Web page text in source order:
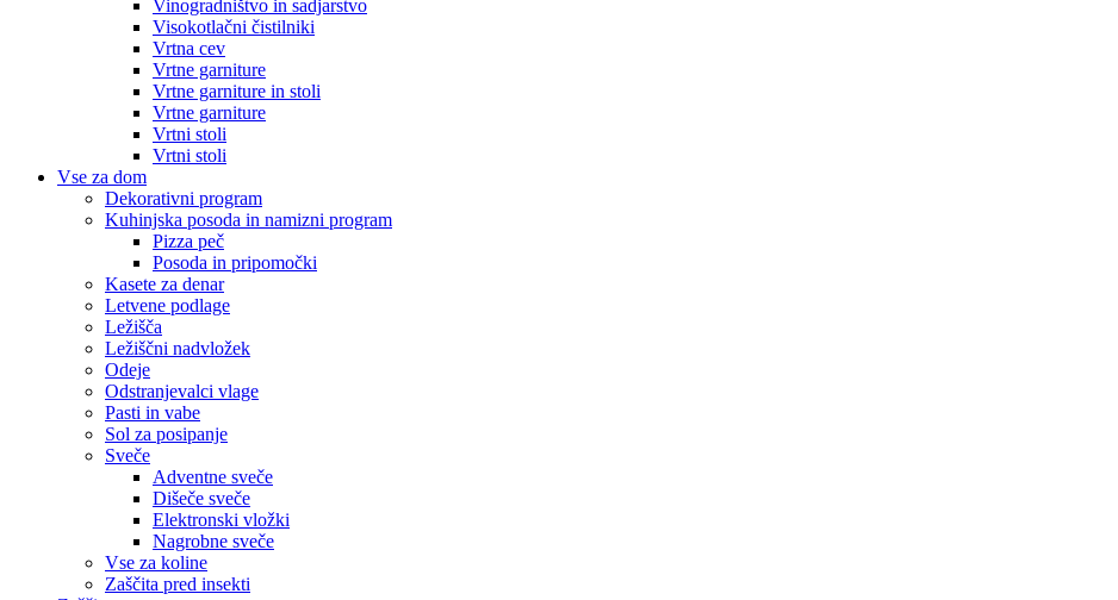
Vinogradništvo in sadjarstvo
Visokotlačni čistilniki
Vrtna cev
Vrtne garniture
Vrtne garniture in stoli
Vrtne garniture
Vrtni stoli
Vrtni stoli
Vse za dom
Dekorativni program
Kuhinjska posoda in namizni program
Pizza peč
Posoda in pripomočki
Kasete za denar
Letvene podlage
Ležišča
Ležiščni nadvložek
Odeje
Odstranjevalci vlage
Pasti in vabe
Sol za posipanje
Sveče
Adventne sveče
Dišeče sveče
Elektronski vložki
Nagrobne sveče
Vse za koline
Zaščita pred insekti